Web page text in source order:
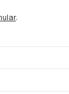
.